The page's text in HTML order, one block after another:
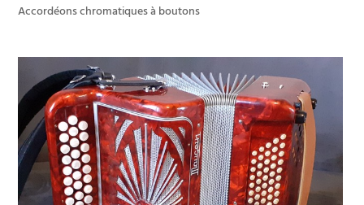
Accordéons chromatiques à boutons